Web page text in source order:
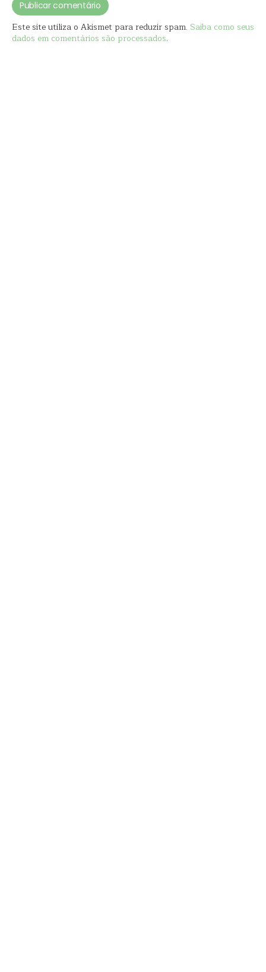
Este site utiliza o Akismet para reduzir spam. Saiba como seus
dados em comentários são processados.